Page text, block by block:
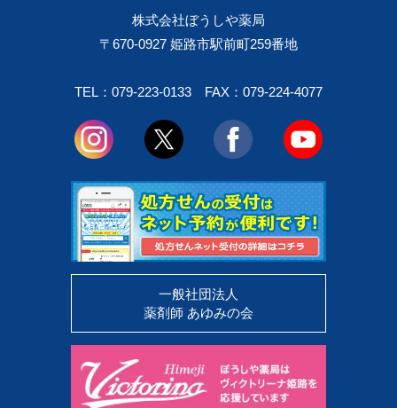
株式会社ぼうしや薬局
〒670-0927 姫路市駅前町259番地
TEL：079-223-0133 FAX：079-224-4077
一般社団法人
薬剤師 あゆみの会